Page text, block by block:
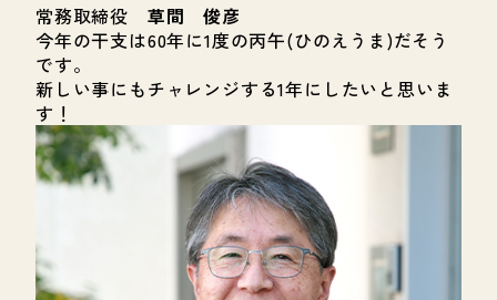
常務取締役 草間 俊彦
今年の干支は60年に1度の丙午(ひのえうま)だそう
です。
新しい事にもチャレンジする1年にしたいと思いま
す！